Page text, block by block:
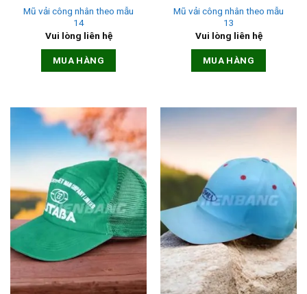
Mũ vải công nhân theo mẫu
14
Vui lòng liên hệ
MUA HÀNG
Mũ vải công nhân theo mẫu
13
Vui lòng liên hệ
MUA HÀNG